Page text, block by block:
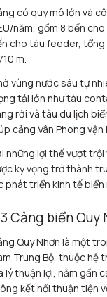
có quy mô lớn và
năm, gồm 8 bến
cho tàu feeder, tổng
m.
vùng nước sâu tự
tải lớn như tàu
rời và tàu du lịch
cảng Vân Phong
những lợi thế vượt trội
kỳ vọng trở thành
phát triển kinh tế biển
Cảng biển Quy
Quy Nhơn là một
Trung Bộ, thuộc hệ
lý thuận lợi, nằm gần
kết nối thuận tiện